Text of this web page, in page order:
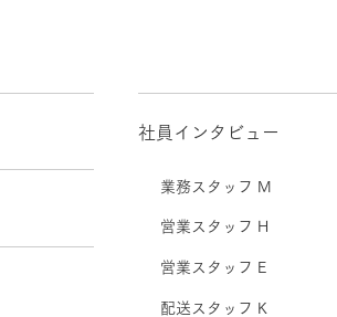
社員インタビュー
業務スタッフ M
営業スタッフ H
営業スタッフ E
配送スタッフ K